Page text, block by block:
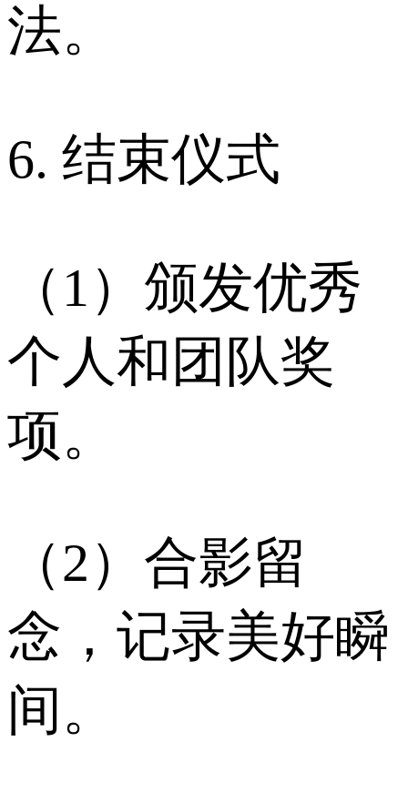
法。
6. 结束仪式
（1）颁发优秀
个人和团队奖
项。
（2）合影留
念，记录美好瞬
间。